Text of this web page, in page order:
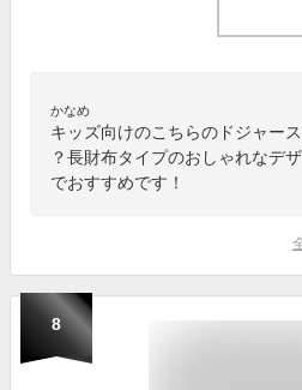
かなめ
キッズ向けのこちらのドジャー
？長財布タイプのおしゃれなデ
でおすすめです！
8